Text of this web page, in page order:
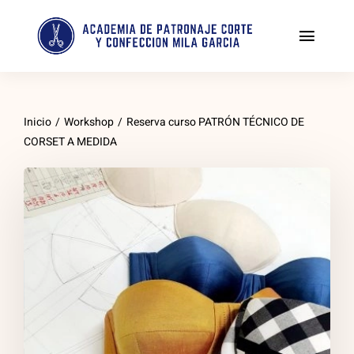
Toggle
Enseñanza personalizada de corte y confección
PATRONAJE Y COSTURA DESDE CERO
Indumentaria Valenciana
Clases de patchwork
Costura creativa
Inicio / Workshop / Reserva curso PATRÓN TÉCNICO DE
CORSET A MEDIDA